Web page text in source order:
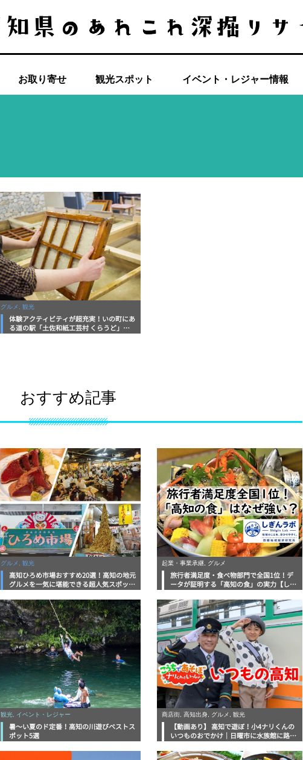
お取り寄せ 観光スポット イベント・レジャー情報
グルメ, 観光
体験アクティビティが超充実！いの町にあ
る道の駅「土佐和紙工芸村 くらうど」の
おすすめ記事
グルメ, 観光
高知ひろめ市場おすすめ20選！高知の地元
グルメを一気に堪能できる超人気スポット
起業・事業承継, グルメ
旅行者満足度・食べ物部門で全国1位！デ
ータが証明する「高知の食」の実力【しぎ
観光, イベント・レジャー
暑～い夏のド定番！高知の川遊びベストス
ポット5選
商店街, 高知出身, グルメ, 観光
【動画あり】 高知で遊ぼ！小4ナリくんの
いつものおでかけ｜日曜市に水族館に路面